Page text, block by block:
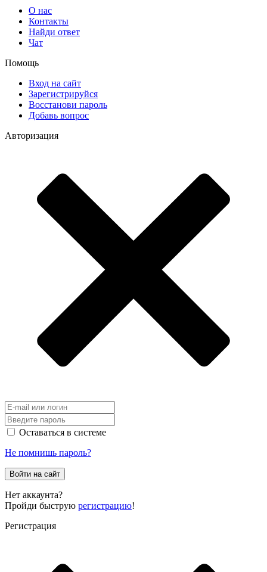
О нас
Контакты
Найди ответ
Чат
Помощь
Вход на сайт
Зарегистрируйся
Восстанови пароль
Добавь вопрос
Авторизация
Оставаться в системе
Не помнишь пароль?
Войти на сайт
Нет аккаунта?
Пройди быструю регистрацию!
Регистрация